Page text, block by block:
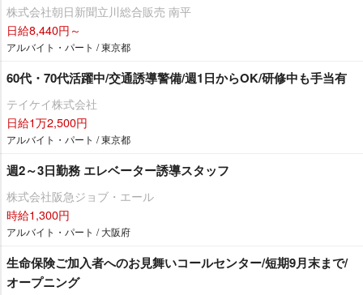
株式会社朝日新聞立川総合販売 南平
日給8,440円～
アルバイト・パート / 東京都
60代・70代活躍中/交通誘導警備/週1日からOK/研修中も手当有
テイケイ株式会社
日給1万2,500円
アルバイト・パート / 東京都
週2～3日勤務 エレベーター誘導スタッフ
株式会社阪急ジョブ・エール
時給1,300円
アルバイト・パート / 大阪府
生命保険ご加入者へのお見舞いコールセンター/短期9月末まで/
オープニング